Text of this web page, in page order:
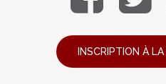
INSCRIPTION À